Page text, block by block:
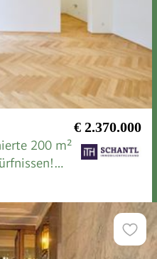
€ 2.370.000
200 m²